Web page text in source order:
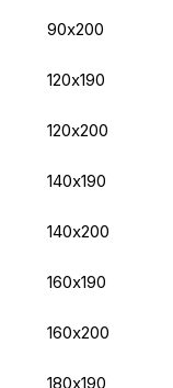
90х200
120х190
120х200
140х190
140х200
160х190
160х200
180х190